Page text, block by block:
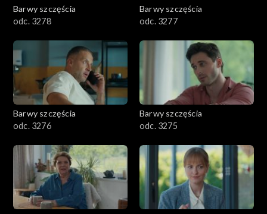
Barwy szczęścia
odc. 3278
Barwy szczęścia
odc. 3277
Barwy szczęścia
odc. 3276
Barwy szczęścia
odc. 3275